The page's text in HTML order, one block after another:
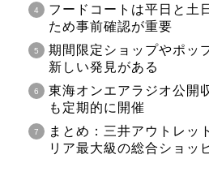
フードコートは平日と土
ため事前確認が重要
期間限定ショップやポッ
新しい発見がある
東海オンエアラジオ公開
も定期的に開催
まとめ：三井アウトレッ
リア最大級の総合ショッ